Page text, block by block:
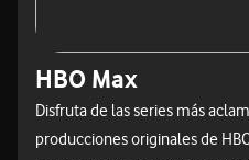
HBO Max
Disfruta de las series más
producciones originales de